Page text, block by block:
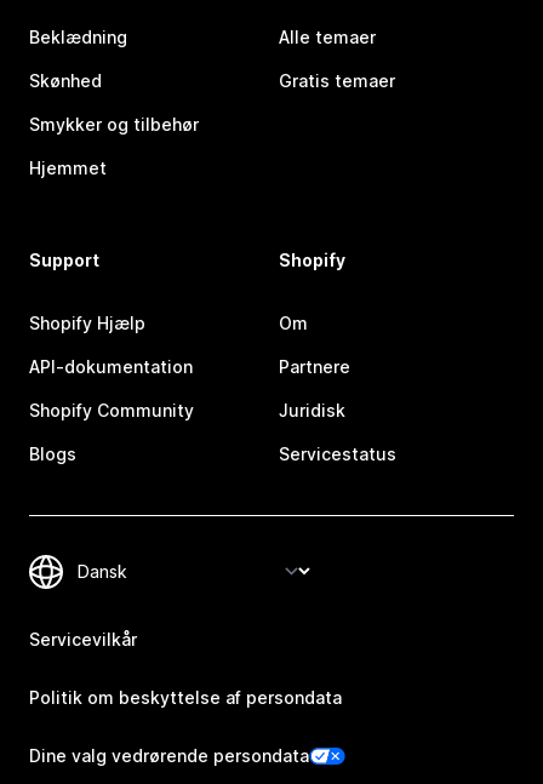
Beklædning
Skønhed
Smykker og tilbehør
Hjemmet
Alle temaer
Gratis temaer
Support
Shopify Hjælp
API-dokumentation
Shopify Community
Blogs
Shopify
Om
Partnere
Juridisk
Servicestatus
Servicevilkår
Politik om beskyttelse af persondata
Dine valg vedrørende persondata